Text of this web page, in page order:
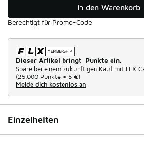
In den Warenkorb
Berechtigt für Promo-Code
Dieser Artikel bringt Punkte ein.
Spare bei einem zukünftigen Kauf mit FLX
(25.000 Punkte = 5 €)
Melde dich kostenlos an
Einzelheiten